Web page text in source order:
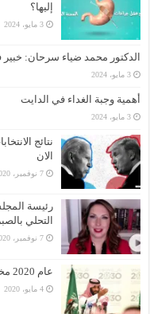
إليها؟
3 مايو، 2024
الدكتور محمد ضياء سرحان:
3 مايو، 2024
أهمية وجبة الغداء في الدايت
3 مايو، 2024
الان
7 نوفمبر، 2020
رئيسة
التحلي
7 نوفمبر، 2020
عام 2020 مخبياً للاقتصاد المملكة العربية السعودية
4 مايو، 2020